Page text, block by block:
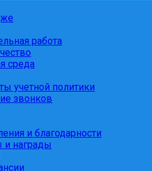
работа
среда
учетной политики
звонков
и благодарности
награды